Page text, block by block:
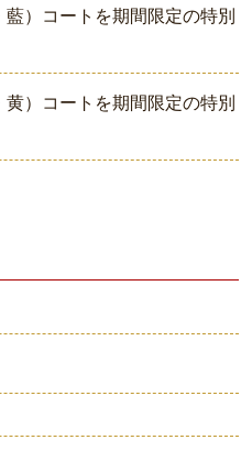
）コートを期間限定の特別
）コートを期間限定の特別